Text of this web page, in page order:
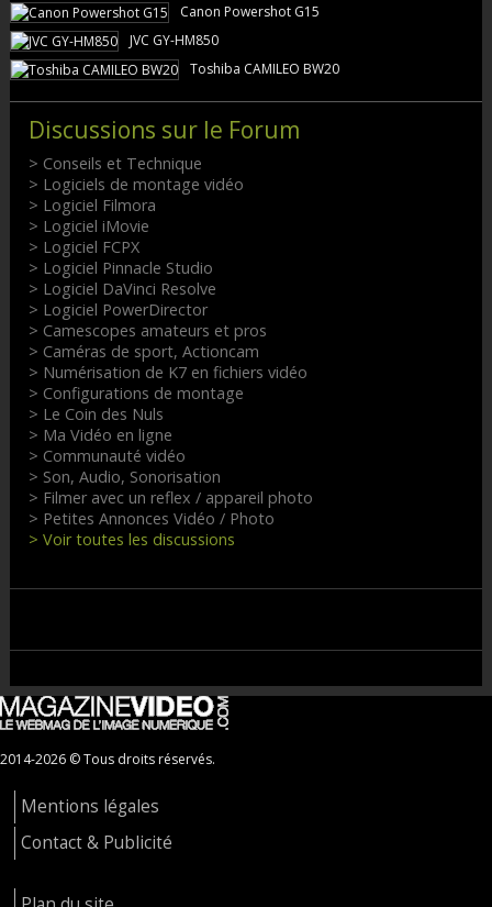
Canon Powershot G15
JVC GY-HM850
Toshiba CAMILEO BW20
Discussions sur le Forum
> Conseils et Technique
> Logiciels de montage vidéo
> Logiciel Filmora
> Logiciel iMovie
> Logiciel FCPX
> Logiciel Pinnacle Studio
> Logiciel DaVinci Resolve
> Logiciel PowerDirector
> Camescopes amateurs et pros
> Caméras de sport, Actioncam
> Numérisation de K7 en fichiers vidéo
> Configurations de montage
> Le Coin des Nuls
> Ma Vidéo en ligne
> Communauté vidéo
> Son, Audio, Sonorisation
> Filmer avec un reflex / appareil photo
> Petites Annonces Vidéo / Photo
> Voir toutes les discussions
2014-2026 © Tous droits réservés.
Mentions légales
Contact & Publicité